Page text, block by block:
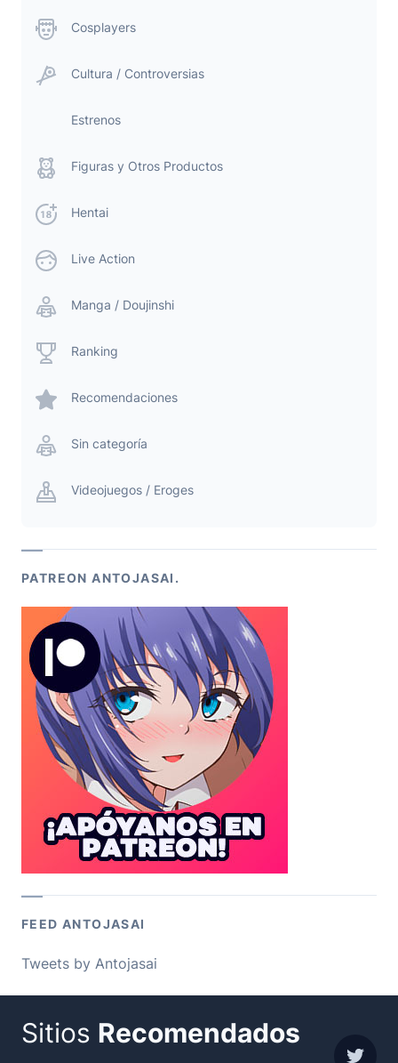
Cosplayers
Cultura / Controversias
Estrenos
Figuras y Otros Productos
Hentai
Live Action
Manga / Doujinshi
Ranking
Recomendaciones
Sin categoría
Videojuegos / Eroges
PATREON ANTOJASAI.
FEED ANTOJASAI
Tweets by Antojasai
Sitios Recomendados